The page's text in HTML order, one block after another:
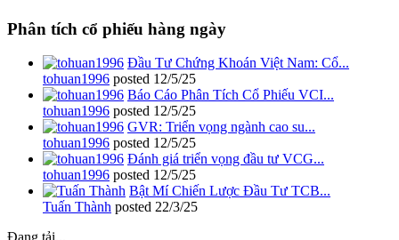
Phân tích cổ phiếu hàng ngày
Đầu Tư Chứng Khoán Việt Nam: Cổ...
tohuan1996 posted 12/5/25
Báo Cáo Phân Tích Cổ Phiếu VCI...
tohuan1996 posted 12/5/25
GVR: Triển vọng ngành cao su...
tohuan1996 posted 12/5/25
Đánh giá triển vọng đầu tư VCG...
tohuan1996 posted 12/5/25
Bật Mí Chiến Lược Đầu Tư TCB...
Tuấn Thành posted 22/3/25